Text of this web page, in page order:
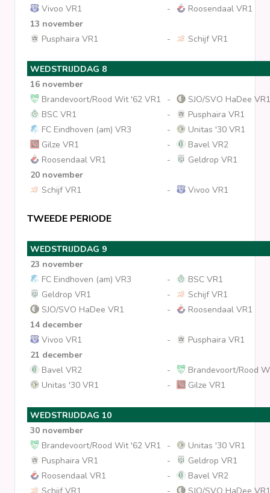
Vivoo VR1
-
Roosendaal VR1
13 november
Pusphaira VR1
- Schijf VR1
WEDSTRIJDDAG 8
16 november
Brandevoort/Rood Wit '62 VR1
-
SJO/SVO HaDee VR1
BSC VR1
-
Pusphaira VR1
FC Eindhoven (am) VR3
-
Unitas '30 VR1
Gilze VR1
-
Bavel VR2
Roosendaal VR1
-
Geldrop VR1
20 november
Schijf VR1
- Vivoo VR1
TWEEDE PERIODE
WEDSTRIJDDAG 9
23 november
FC Eindhoven (am) VR3
-
BSC VR1
Geldrop VR1
-
Schijf VR1
SJO/SVO HaDee VR1
-
Roosendaal VR1
14 december
Vivoo VR1
-
Pusphaira VR1
21 december
Bavel VR2
-
Brandevoort/Rood
Unitas '30 VR1
- Gilze VR1
WEDSTRIJDDAG 10
30 november
Brandevoort/Rood Wit '62 VR1
-
Unitas '30 VR1
Pusphaira VR1
-
Geldrop VR1
Roosendaal VR1
-
Bavel VR2